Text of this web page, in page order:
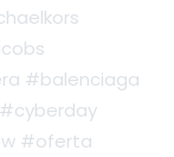
#balenciaga
#oferta